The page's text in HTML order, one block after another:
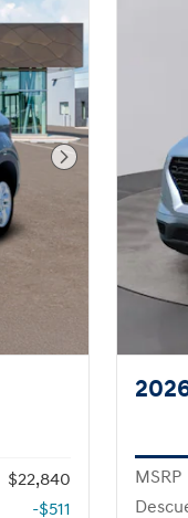
Foto siguiente
$22,840
-$511
MSRP